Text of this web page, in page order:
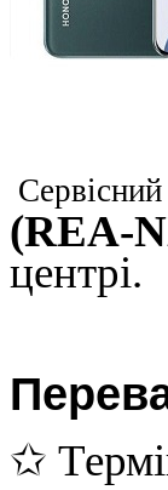
(REA-
центрі.
✩